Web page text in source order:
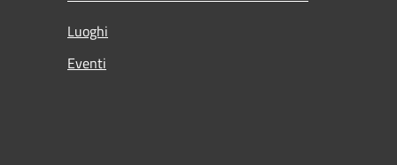
Luoghi
Eventi